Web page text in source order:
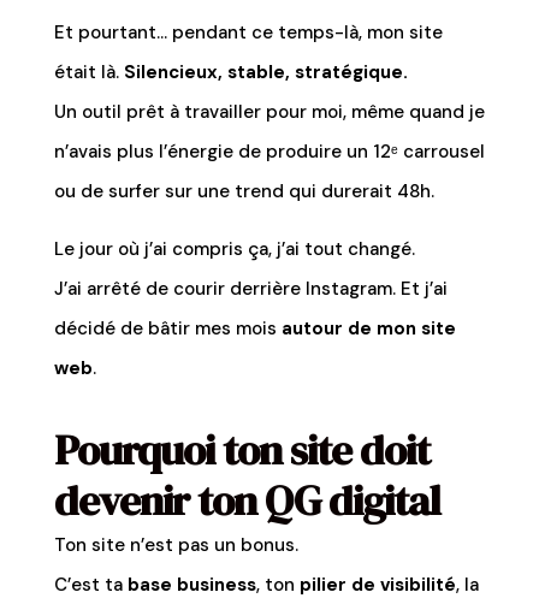
Et pourtant… pendant ce temps-là, mon site
était là. Silencieux, stable, stratégique.
Un outil prêt à travailler pour moi, même quand je
n’avais plus l’énergie de produire un 12ᵉ carrousel
ou de surfer sur une trend qui durerait 48h.
Le jour où j’ai compris ça, j’ai tout changé.
J’ai arrêté de courir derrière Instagram. Et j’ai
décidé de bâtir mes mois autour de mon site
web.
Pourquoi ton site doit
devenir ton QG digital
Ton site n’est pas un bonus.
C’est ta base business, ton pilier de visibilité, la